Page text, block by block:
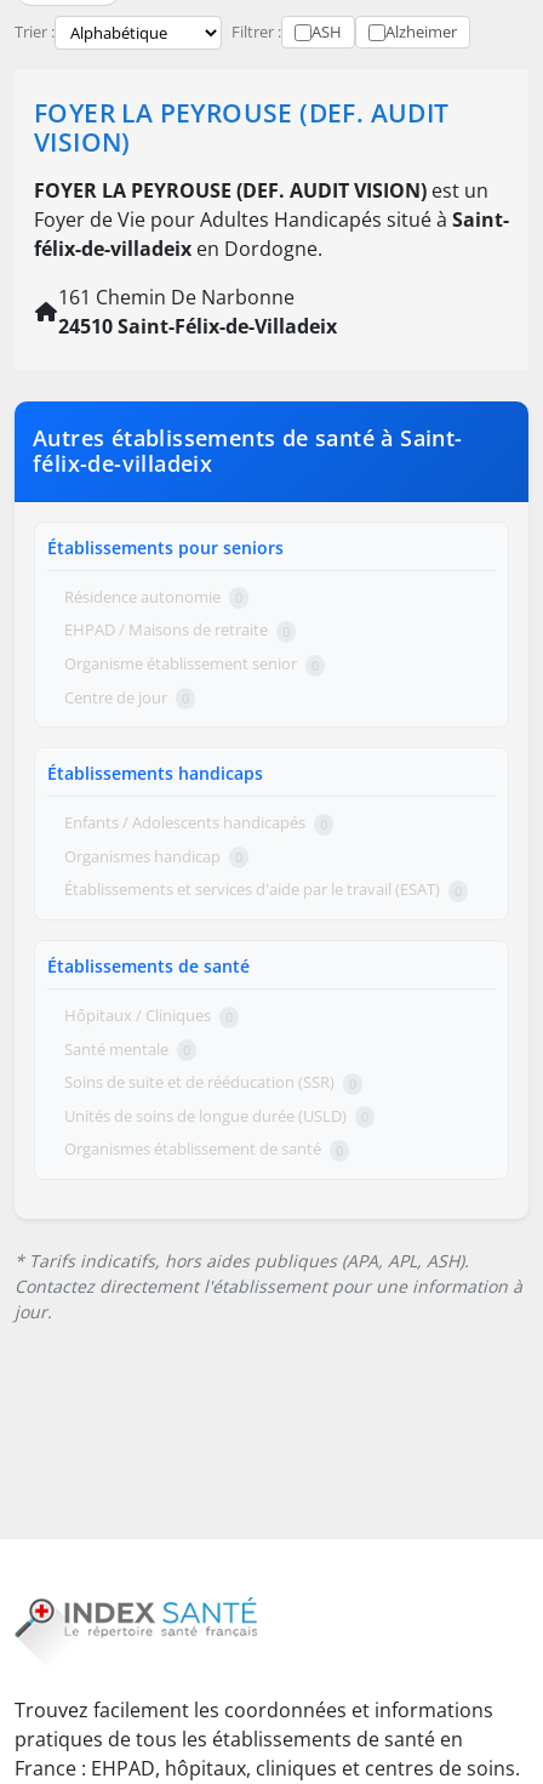
Trier : Filtrer : ASH Alzheimer
FOYER LA PEYROUSE (DEF. AUDIT
VISION)
FOYER LA PEYROUSE (DEF. AUDIT VISION) est un
Foyer de Vie pour Adultes Handicapés situé à Saint-
félix-de-villadeix en Dordogne.
161 Chemin De Narbonne
24510 Saint-Félix-de-Villadeix
Autres établissements de santé à Saint-
félix-de-villadeix
Établissements pour seniors
Résidence autonomie 0
EHPAD / Maisons de retraite 0
Organisme établissement senior 0
Centre de jour 0
Établissements handicaps
Enfants / Adolescents handicapés 0
Organismes handicap 0
Établissements et services d'aide par le travail (ESAT) 0
Établissements de santé
Hôpitaux / Cliniques 0
Santé mentale 0
Soins de suite et de rééducation (SSR) 0
Unités de soins de longue durée (USLD) 0
Organismes établissement de santé 0
* Tarifs indicatifs, hors aides publiques (APA, APL, ASH).
Contactez directement l'établissement pour une information à
jour.
Trouvez facilement les coordonnées et informations
pratiques de tous les établissements de santé en
France : EHPAD, hôpitaux, cliniques et centres de soins.